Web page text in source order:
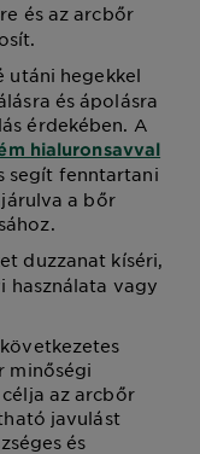
és az arcbőr
utáni hegekkel
és ápolásra
érdekében. A
hialuronsavval
segít fenntartani
a bőr
duzzanat kíséri,
használata vagy
minőségi
az arcbőr
javulást
és